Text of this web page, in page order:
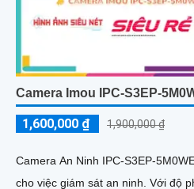
Camera Imou IPC-S3EP-
1,600,000 ₫ 1,900,000 ₫
Camera An Ninh IPC-S3EP-
cho việc giám sát an ninh. Với độ phân giải cao lên đến 5.0 MP,